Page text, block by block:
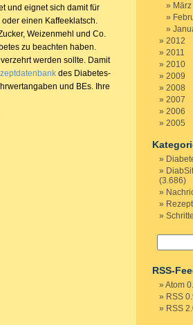
und eignet sich damit für
einen Kaffeeklatsch.
Weizenmehl und Co.
zu beachten haben.
werden sollte. Damit
des Diabetes-
und BEs. Ihre
2012
2011
2010
2009
2008
2007
2006
2005
(3.686)
RSS-
Atom
RSS
RSS